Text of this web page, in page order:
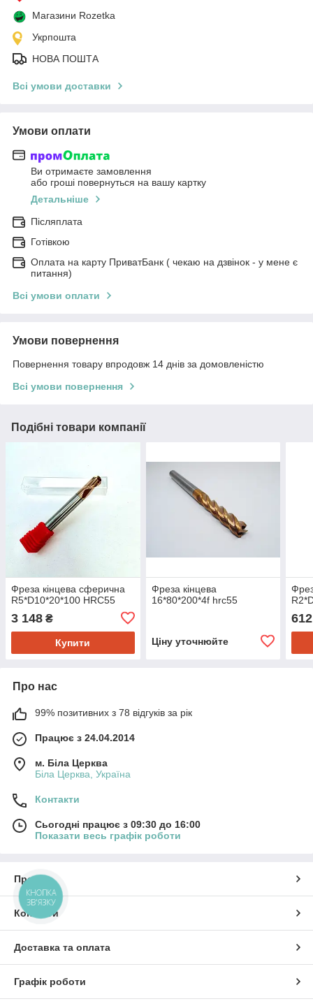
Магазини Rozetka
Укрпошта
НОВА ПОШТА
Всі умови доставки
Умови оплати
Ви отримаєте замовлення
або гроші повернуться на вашу картку
Детальніше
Післяплата
Готівкою
Оплата на карту ПриватБанк ( чекаю на дзвінок - у мене є
питання)
Всі умови оплати
Умови повернення
Повернення товару впродовж 14 днів за домовленістю
Всі умови повернення
Подібні товари компанії
Фреза кінцева сферична
R5*D10*20*100 HRC55
3 148 ₴
Купити
Фреза кінцева
16*80*200*4f hrc55
Ціну уточнюйте
612
Про нас
99% позитивних з 78 відгуків за рік
Працює з 24.04.2014
м. Біла Церква
Біла Церква, Україна
Контакти
Сьогодні працює з 09:30 до 16:00
Показати весь графік роботи
Про нас
Контакти
Доставка та оплата
Графік роботи
КНОПКА
ЗВ'ЯЗКУ